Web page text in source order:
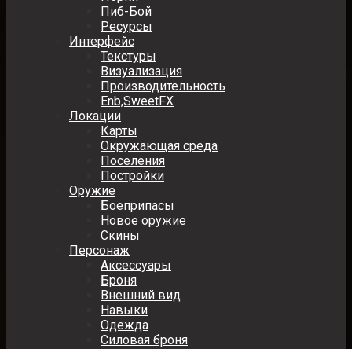
Пиб-Бой
Ресурсы
Интерфейс
Текстуры
Визуализация
Производительность
Enb,SweetFX
Локации
Карты
Окружающая среда
Поселения
Постройки
Оружие
Боеприпасы
Новое оружие
Скины
Персонаж
Аксессуары
Броня
Внешний вид
Навыки
Одежда
Силовая броня